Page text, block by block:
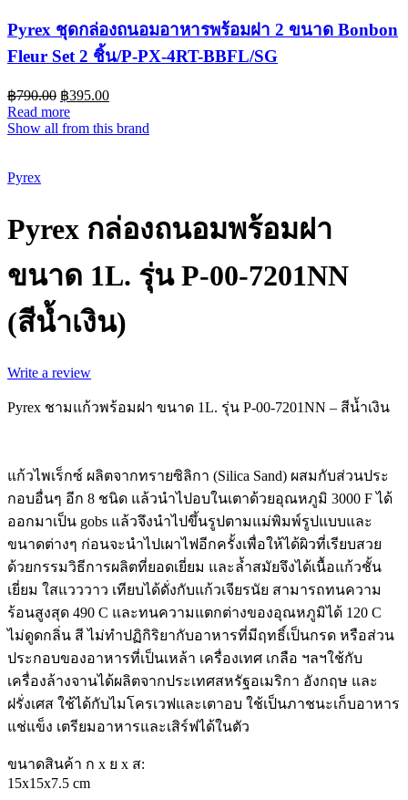
Pyrex ชุดกล่องถนอมอาหารพร้อมฝา 2 ขนาด Bonbon
Fleur Set 2 ชิ้น/P-PX-4RT-BBFL/SG
฿790.00 ฿395.00
Read more
Show all from this brand
Pyrex
Pyrex กล่องถนอมพร้อมฝา
ขนาด 1L. รุ่น P-00-7201NN
(สีน้ำเงิน)
Write a review
Pyrex ชามแก้วพร้อมฝา ขนาด 1L. รุ่น P-00-7201NN – สีน้ำเงิน
แก้วไพเร็กซ์ ผลิตจากทรายซิลิกา (Silica Sand) ผสมกับส่วนประ
กอบอื่นๆ อีก 8 ชนิด แล้วนำไปอบในเตาด้วยอุณหภูมิ 3000 F ได้
ออกมาเป็น gobs แล้วจึงนำไปขึ้นรูปตามแม่พิมพ์รูปแบบและ
ขนาดต่างๆ ก่อนจะนำไปเผาไฟอีกครั้งเพื่อให้ได้ผิวที่เรียบสวย
ด้วยกรรมวิธีการผลิตที่ยอดเยี่ยม และล้ำสมัยจึงได้เนื้อแก้วชั้น
เยี่ยม ใสแวววาว เทียบได้ดั่งกับแก้วเจียรนัย สามารถทนความ
ร้อนสูงสุด 490 C และทนความแตกต่างของอุณหภูมิได้ 120 C
ไม่ดูดกลิ่น สี ไม่ทำปฏิกิริยากับอาหารที่มีฤทธิ์เป็นกรด หรือส่วน
ประกอบของอาหารที่เป็นเหล้า เครื่องเทศ เกลือ ฯลฯใช้กับ
เครื่องล้างจานได้ผลิตจากประเทศสหรัฐอเมริกา อังกฤษ และ
ฝรั่งเศส ใช้ได้กับไมโครเวฟและเตาอบ ใช้เป็นภาชนะเก็บอาหาร
แช่แข็ง เตรียมอาหารและเสิร์ฟได้ในตัว
ขนาดสินค้า ก x ย x ส:
15x15x7.5 cm